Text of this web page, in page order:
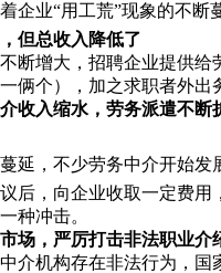
企业“用工荒”现象的不断
但总收入降低了
断增大，招聘企业提供
俩个），加之求职者外出
收入缩水，劳务派遣不断
延，不少劳务中介开始发
后，向企业收取一定费
种冲击。
场，严厉打击非法职业介
介机构存在非法行为，